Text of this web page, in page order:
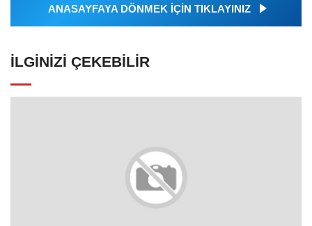
ANASAYFAYA DÖNMEK İÇİN TIKLAYINIZ
İLGINIZI ÇEKEBILIR